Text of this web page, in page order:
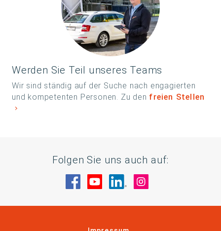
Werden Sie Teil unseres Teams
Wir sind ständig auf der Suche nach engagierten
und kompetenten Personen. Zu den freien Stellen
Folgen Sie uns auch auf:
Besuche uns auf Facebook
Besuche uns auf YouTube
Besuche uns auf